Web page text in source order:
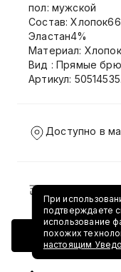
пол: мужской
Состав:
Эластан4%
Материал: Хлопок
Вид : Прямые
Артикул:
Доступно в
Доставка и
При
подтверждаете
использование
похожих
настоящим